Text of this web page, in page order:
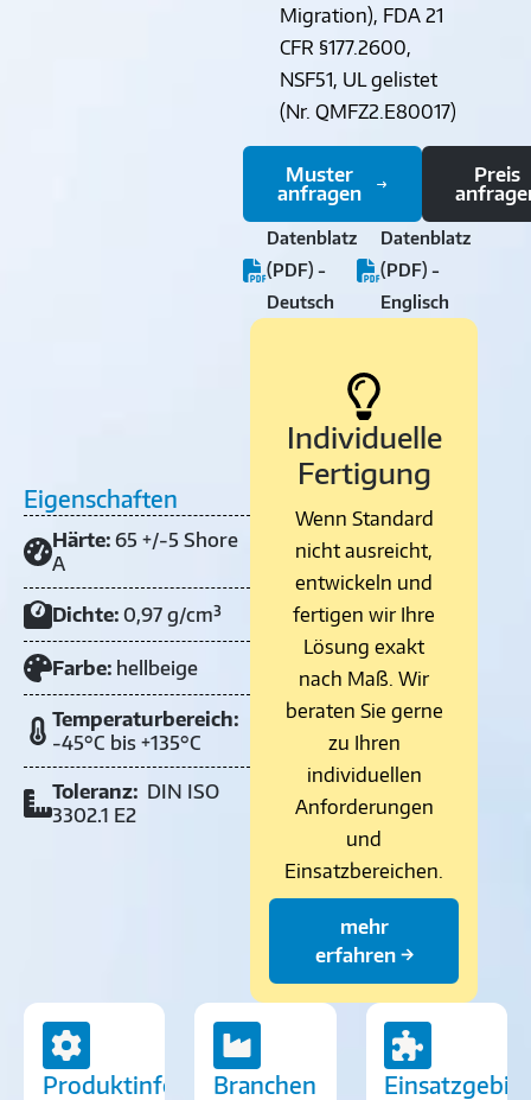
Migration), FDA 21
CFR §177.2600,
NSF51, UL gelistet
(Nr. QMFZ2.E80017)
Muster
anfragen
Preis
Datenblatz
(PDF) -
Deutsch
Datenblatz
(PDF) -
Englisch
Eigenschaften
Härte: 65 +/-5 Shore
A
Dichte: 0,97 g/cm³
Farbe: hellbeige
Temperaturbereich:
-45°C bis +135°C
Toleranz: DIN ISO
3302.1 E2
Individuelle
Fertigung
Wenn Standard
nicht ausreicht,
entwickeln und
fertigen wir Ihre
Lösung exakt
nach Maß. Wir
beraten Sie gerne
zu Ihren
individuellen
Anforderungen
und
Einsatzbereichen.
mehr
erfahren →
Produktinformationen
Branchen